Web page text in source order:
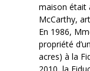
maison était
McCarthy,
En 1986,
propriété
acres) à la